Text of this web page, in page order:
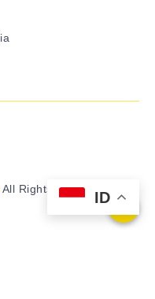
All Rights Reserved
ID